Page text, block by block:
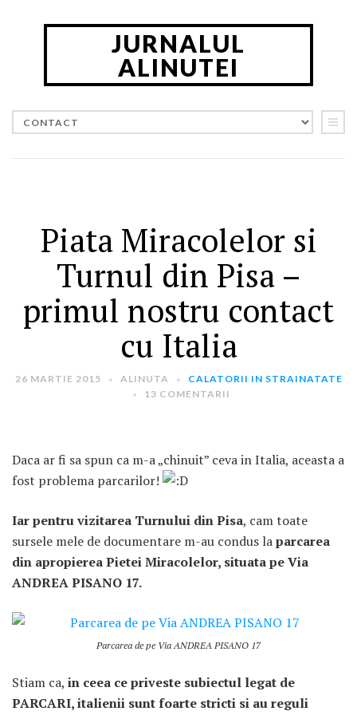
JURNALUL
ALINUTEI
Piata Miracolelor si
Turnul din Pisa –
primul nostru contact
cu Italia
26 MARTIE 2015 ALINUTA
CALATORII IN STRAINATATE
13 COMENTARII
Daca ar fi sa spun ca m-a „chinuit” ceva in Italia, aceasta a
fost problema parcarilor!
Iar pentru vizitarea Turnului din Pisa, cam toate
sursele mele de documentare m-au condus laparcarea
din apropierea Pietei Miracolelor, situata pe Via
ANDREA PISANO 17.
Parcarea de pe Via ANDREA PISANO 17
Stiam ca, in ceea ce priveste subiectul legat de
PARCARI, italienii sunt foarte stricti si au reguli
CAUTA IN JURNAL
Calatorii in strainatate(163)
Ganduri(22)
Timp Liber (47)
PRIMESTE NOUTATILE PE E-MAIL
Introdu adresa ta de email:
„Jurnalul Alinutei”
implineste azi 10 ani!
25 NOIEMBRIE 2024
fi un subiect tabu
2 APRILIE 2024
Un weekend in La Spezia si
Cinque Terre